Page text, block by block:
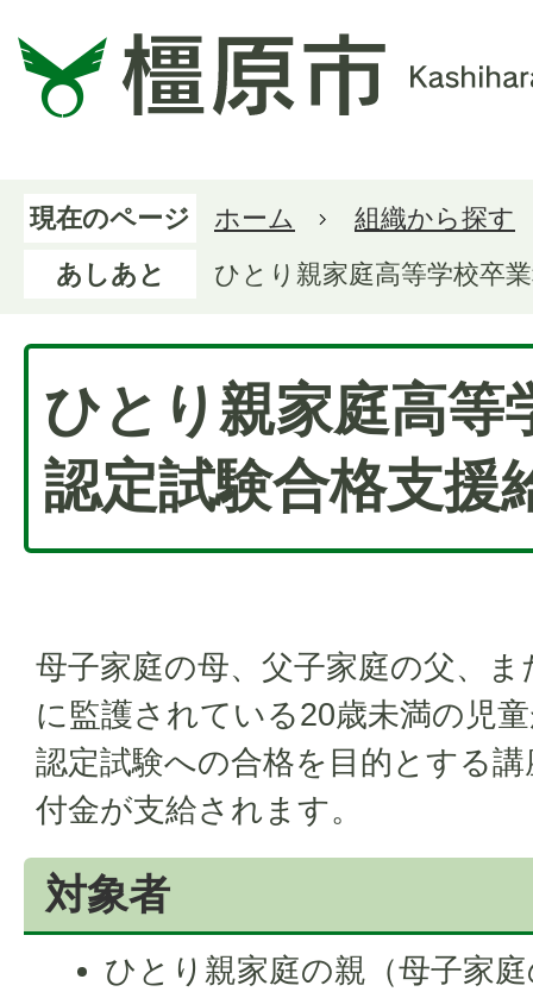
現在のページ ホーム
組織から探す
あしあと
ひとり親家庭高等学校卒
ひとり親家庭高等
認定試験合格支援
母子家庭の母、父子家庭の父、
に監護されている20歳未満の児
認定試験への合格を目的とする
付金が支給されます。
対象者
ひとり親家庭の親（母子家